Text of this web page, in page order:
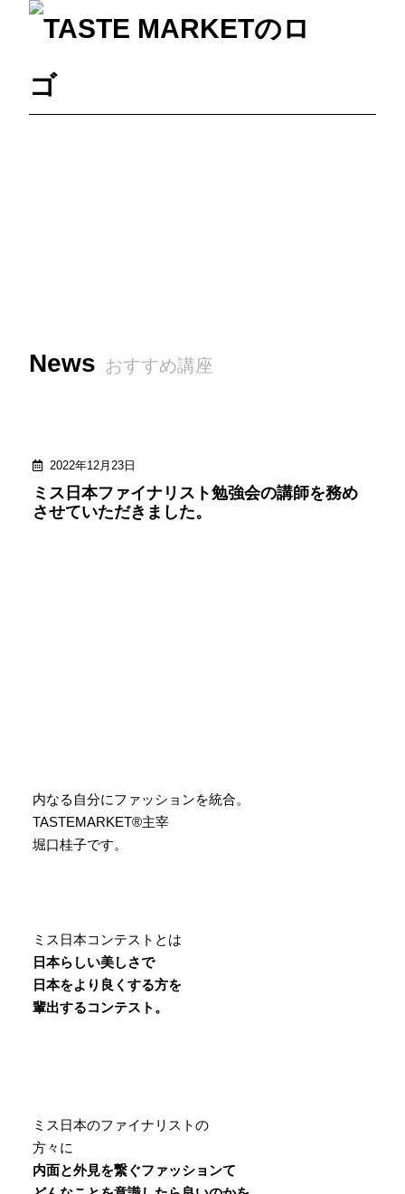
News おすすめ講座
2022年12月23日
ミス日本ファイナリスト勉強会の講師を務め
させていただきました。
内なる自分にファッションを統合。
TASTEMARKET®︎主宰
堀口桂子です。
ミス日本コンテストとは
日本らしい美しさで
日本をより良くする方を
輩出するコンテスト。
ミス日本のファイナリストの
方々に
内面と外見を繋ぐファッションて